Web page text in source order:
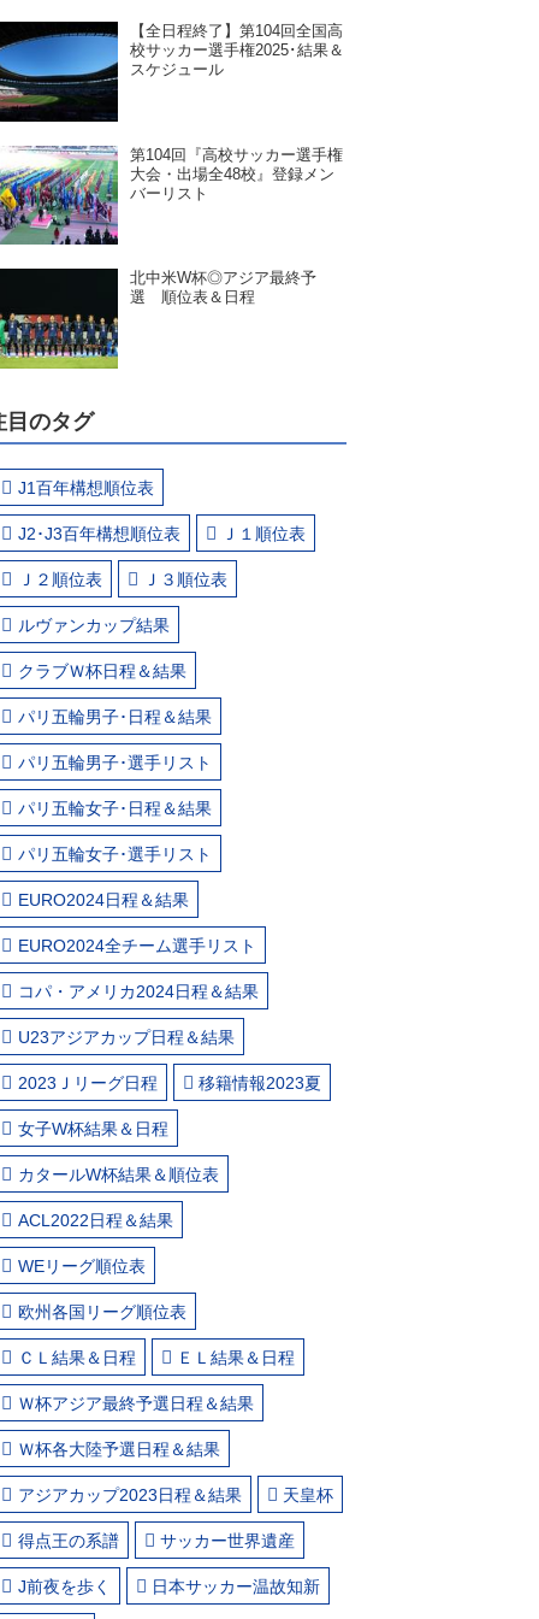
【全日程終了】第104回全国高
校サッカー選手権2025･結果＆
スケジュール
第104回『高校サッカー選手権
大会・出場全48校』登録メン
バーリスト
北中米W杯◎アジア最終予
選 順位表＆日程
目のタグ
J1百年構想順位表
J2･J3百年構想順位表 Ｊ１順位表
Ｊ２順位表 Ｊ３順位表
ルヴァンカップ結果
クラブＷ杯日程＆結果
パリ五輪男子･日程＆結果
パリ五輪男子･選手リスト
パリ五輪女子･日程＆結果
パリ五輪女子･選手リスト
EURO2024日程＆結果
EURO2024全チーム選手リスト
コパ・アメリカ2024日程＆結果
U23アジアカップ日程＆結果
2023Ｊリーグ日程 移籍情報2023夏
女子W杯結果＆日程
カタールW杯結果＆順位表
ACL2022日程＆結果
WEリーグ順位表
欧州各国リーグ順位表
ＣＬ結果＆日程 ＥＬ結果＆日程
Ｗ杯アジア最終予選日程＆結果
Ｗ杯各大陸予選日程＆結果
アジアカップ2023日程＆結果 天皇杯
得点王の系譜 サッカー世界遺産
J前夜を歩く 日本サッカー温故知新